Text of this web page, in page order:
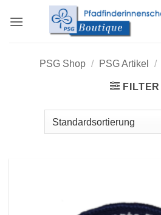
Inhalt
PSG Shop / PSG Artikel /
FILTER